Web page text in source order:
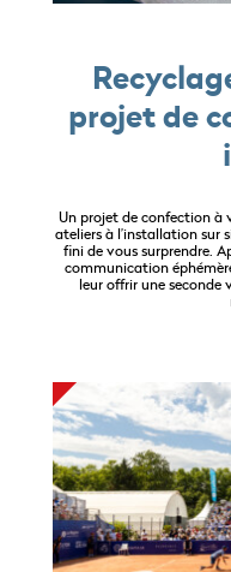
projet de
Un projet de confection à
ateliers à l’installation sur
fini de vous surprendre.
communication
leur offrir une seconde